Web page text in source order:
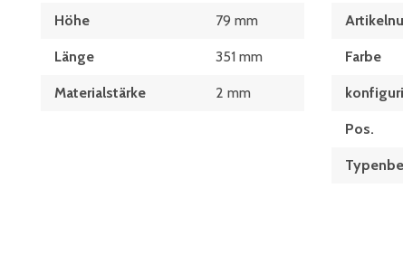
Höhe 79 mm
Länge 351 mm
Materialstärke 2 mm
Farbe
Pos.